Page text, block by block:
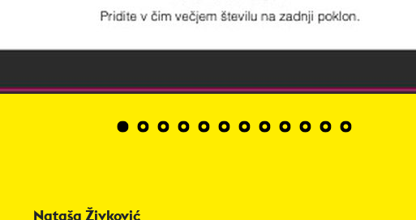
1 2 3 4 5 6 7 8 9 10 11 12
Nataša Živković